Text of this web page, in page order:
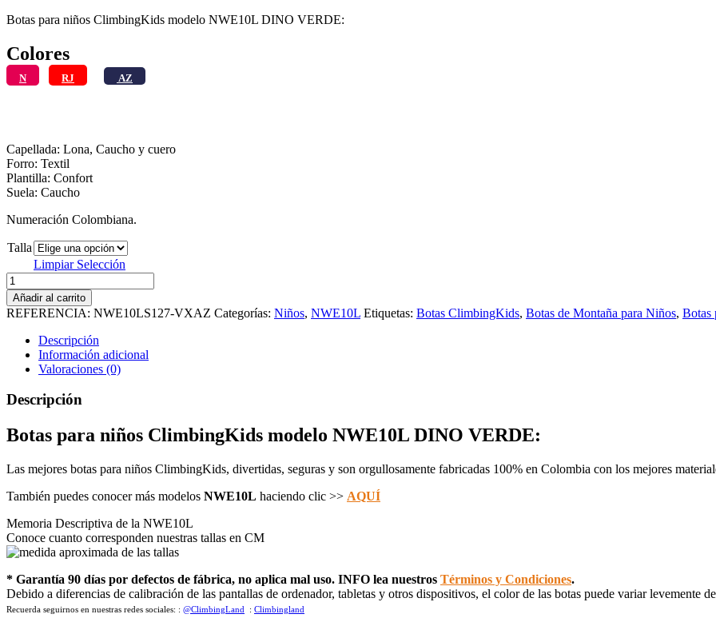
Botas para niños ClimbingKids modelo NWE10L DINO VERDE:
Colores
N RJ AZ
Capellada: Lona, Caucho y cuero
Forro: Textil
Plantilla: Confort
Suela: Caucho
Numeración Colombiana.
Talla
Limpiar Selección
DINO
NWE10LS127-
VXAZ
cantidad
Añadir al carrito
REFERENCIA: NWE10LS127-VXAZ Categorías: Niños, NWE10L Etiquetas: Botas ClimbingKids, Botas de Montaña para Niños, Botas
Descripción
Información adicional
Valoraciones (0)
Descripción
Botas para niños ClimbingKids modelo NWE10L DINO VERDE:
Las mejores botas para niños ClimbingKids, divertidas, seguras y son orgullosamente fabricadas 100% en Colombia con los mejores
También puedes conocer más modelos NWE10L haciendo clic >> AQUÍ
Memoria Descriptiva de la NWE10L
Conoce cuanto corresponden nuestras tallas en CM
* Garantía 90 días por defectos de fábrica, no aplica mal uso. INFO lea nuestros Términos y Condiciones.
Debido a diferencias de calibración de las pantallas de ordenador, tabletas y otros dispositivos, el color de las botas puede variar levemente
Recuerda seguirnos en nuestras redes sociales: : @ClimbingLand : Climbingland